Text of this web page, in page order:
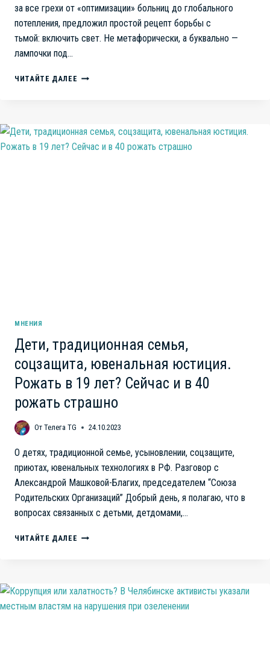
за все грехи от «оптимизации» больниц до глобального
потепления, предложил простой рецепт борьбы с
тьмой: включить свет. Не метафорически, а буквально —
лампочки под…
ЧИТАЙТЕ ДАЛЕЕ НЕ
ВКЛЮЧИТЕ
СВЕТ:
МНЕНИЯ
Дети, традиционная семья,
соцзащита, ювенальная юстиция.
Рожать в 19 лет? Сейчас и в 40
рожать страшно
От Телега TG 24.10.2023
О детях, традиционной семье, усыновлении, соцзащите,
приютах, ювенальных технологиях в РФ. Разговор с
Александрой Машковой-Благих, председателем “Союза
Родительских Организаций” Добрый день, я полагаю, что в
вопросах связанных с детьми, детдомами,…
ЧИТАЙТЕ ДАЛЕЕ ДЕТИ,
ЮСТИЦИЯ.
РОЖАТЬ